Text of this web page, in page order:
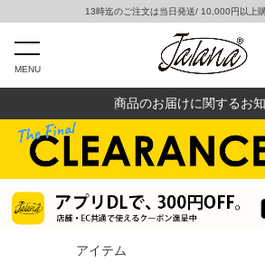
13時迄のご注文は当日発送/ 10,000円以上
MENU
商品のお届けに関するお
アイテム